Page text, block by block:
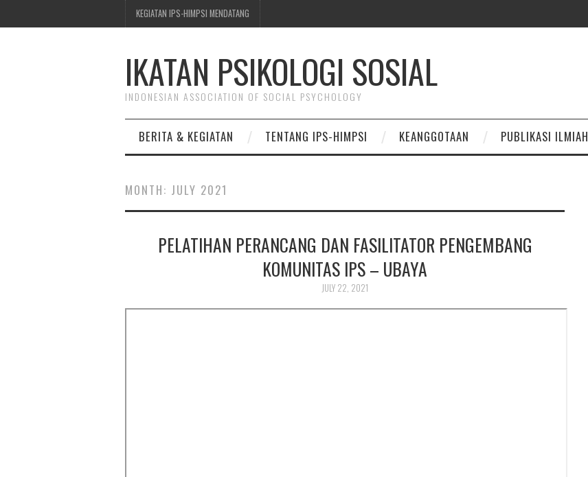
KEGIATAN IPS-HIMPSI MENDATANG
IKATAN PSIKOLOGI SOSIAL
INDONESIAN ASSOCIATION OF SOCIAL PSYCHOLOGY
BERITA & KEGIATAN TENTANG IPS-HIMPSI KEANGGOTAAN PUBLIKASI ILMIAH
MONTH: JULY 2021
PELATIHAN PERANCANG DAN FASILITATOR PENGEMBANG
KOMUNITAS IPS – UBAYA
JULY 22, 2021